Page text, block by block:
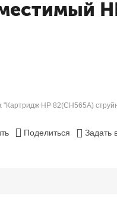
"Картридж HP 82(CH565A)
Поделиться Задать